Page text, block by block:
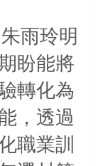
雨玲明
盼能將
轉化為
，透過
職業訓